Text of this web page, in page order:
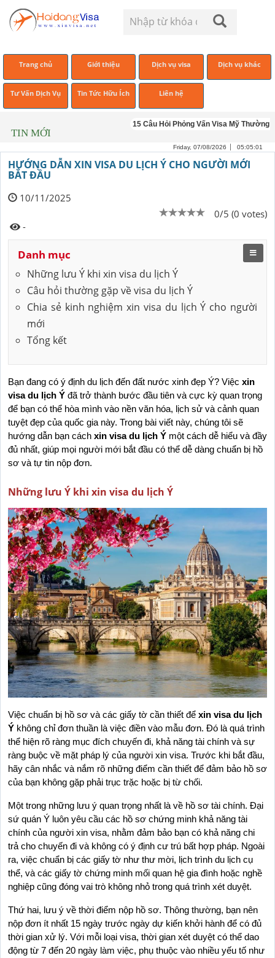
Trang chủ Giới thiệu Dịch vụ visa Dịch vụ khác
Tư Vấn Dịch Vụ Tin Tức Hữu Ích Liên hệ
TIN MỚI
15 Câu Hỏi Phỏng Vấn Visa Mỹ Thường
Friday, 07/08/2026 05:05:01
HƯỚNG DẪN XIN VISA DU LỊCH Ý CHO NGƯỜI MỚI
BẮT ĐẦU
10/11/2025
0/5 (0 votes)
-
Danh mục
Những lưu Ý khi xin visa du lịch Ý
Câu hỏi thường gặp về visa du lịch Ý
Chia sẻ kinh nghiệm xin visa du lịch Ý cho người
mới
Tổng kết
Bạn đang có ý định du lịch đến đất nước xinh đẹp Ý? Việc xin
visa du lịch Ý đã trở thành bước đầu tiên và cực kỳ quan trọng
để bạn có thể hòa mình vào nền văn hóa, lịch sử và cảnh quan
tuyệt đẹp của quốc gia này. Trong bài viết này, chúng tôi sẽ
hướng dẫn bạn cách xin visa du lịch Ý một cách dễ hiểu và đầy
đủ nhất, giúp mọi người mới bắt đầu có thể dễ dàng chuẩn bị hồ
sơ và tự tin nộp đơn.
Những lưu Ý khi xin visa du lịch Ý
Việc chuẩn bị hồ sơ và các giấy tờ cần thiết để xin visa du lịch
Ý không chỉ đơn thuần là việc điền vào mẫu đơn. Đó là quá trình
thể hiện rõ ràng mục đích chuyến đi, khả năng tài chính và sự
ràng buộc về mặt pháp lý của người xin visa. Trước khi bắt đầu,
hãy cân nhắc và nắm rõ những điểm cần thiết để đảm bảo hồ sơ
của bạn không gặp phải trục trặc hoặc bị từ chối.
Một trong những lưu ý quan trọng nhất là về hồ sơ tài chính. Đại
sứ quán Ý luôn yêu cầu các hồ sơ chứng minh khả năng tài
chính của người xin visa, nhằm đảm bảo bạn có khả năng chi
trả cho chuyến đi và không có ý định cư trú bất hợp pháp. Ngoài
ra, việc chuẩn bị các giấy tờ như thư mời, lịch trình du lịch cụ
thể, và các giấy tờ chứng minh mối quan hệ gia đình hoặc nghề
nghiệp cũng đóng vai trò không nhỏ trong quá trình xét duyệt.
Thứ hai, lưu ý về thời điểm nộp hồ sơ. Thông thường, bạn nên
nộp đơn ít nhất 15 ngày trước ngày dự kiến khởi hành để có đủ
thời gian xử lý. Với mỗi loại visa, thời gian xét duyệt có thể dao
động từ 7 đến 20 ngày làm việc, phụ thuộc vào nhiều yếu tố như